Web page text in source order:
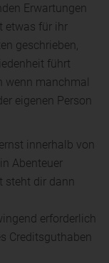
Erwartungen
etwas für ihr
geschrieben,
führt
wenn manchmal
eigenen Person
innerhalb von
Abenteuer
steht dir dann
erforderlich
Creditsguthaben